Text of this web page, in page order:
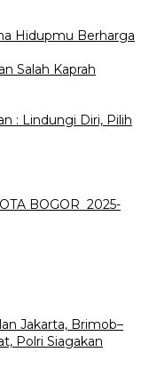
Hidupmu Berharga
Salah Kaprah
: Lindungi Diri, Pilih
BOGOR 2025-
Jakarta, Brimob–
Polri Siagakan